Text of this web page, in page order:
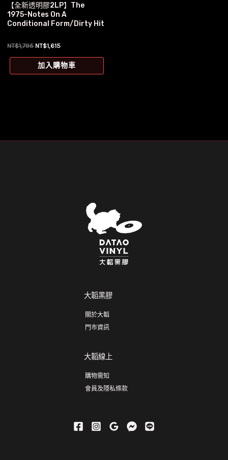
【全新透明膠2LP】The
1975-Notes On A
Conditional Form/Dirty Hit
NT$1,795 原
價
格：
NT$1,615目
價
格：
加入購物車
大韜黑膠
關於大韜
門市資訊
大韜線上
購物需知
會員及隱私條款